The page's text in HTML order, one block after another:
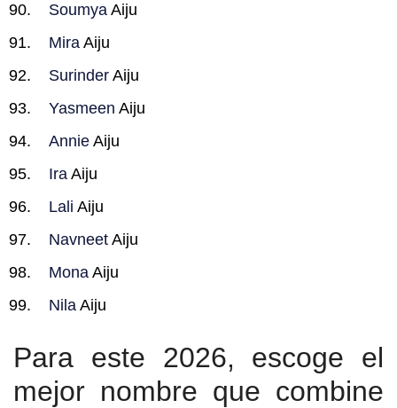
Soumya Aiju
Mira Aiju
Surinder Aiju
Yasmeen Aiju
Annie Aiju
Ira Aiju
Lali Aiju
Navneet Aiju
Mona Aiju
Nila Aiju
Para este 2026, escoge el
mejor nombre que combine